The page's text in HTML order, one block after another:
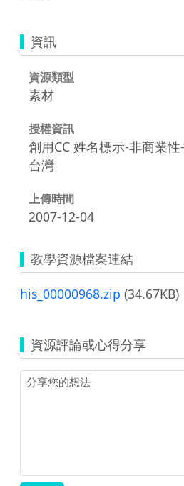
資訊
資源類型
素材
授權資訊
創用CC 姓名標示-非商業
台灣
上傳時間
2007-12-04
教學資源檔案連結
his_00000968.zip (34.67KB)
資源評論或心得分享